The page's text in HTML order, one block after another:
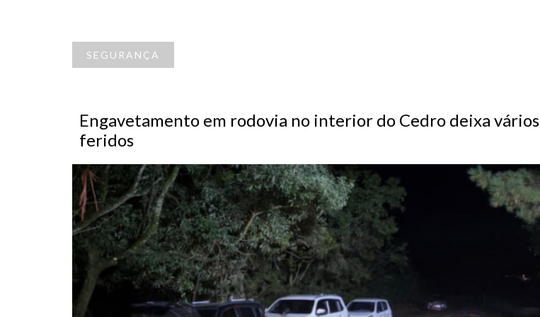
SEGURANÇA
Engavetamento em rodovia no interior do Cedro deixa vários
feridos